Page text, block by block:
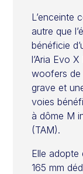
L’enceinte
autre que
bénéficie
l’Aria Evo
woofers de
grave et
voies
à dôme M
(TAM).
Elle adopte
165 mm